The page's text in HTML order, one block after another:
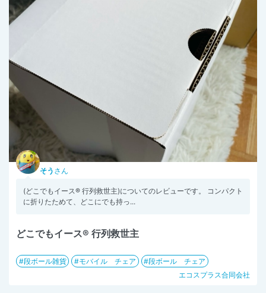
そう さん
(どこでもイース® 行列救世主)についてのレビューです。 コンパクト
に折りたためて、どこにでも持っ...
どこでもイース® 行列救世主
段ボール雑貨 モバイル チェア
段ボール チェア
エコスプラス合同会社